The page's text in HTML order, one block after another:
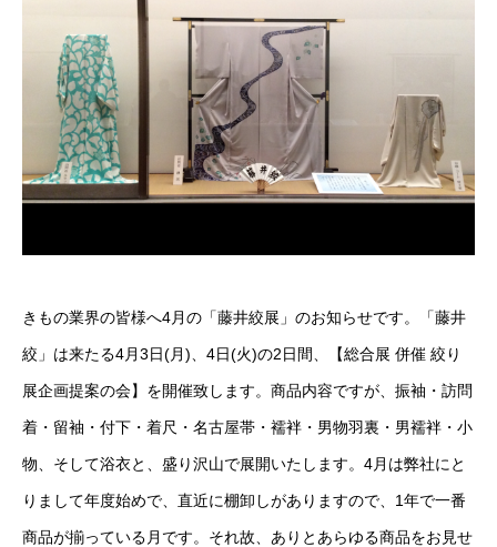
きもの業界の皆様へ4月の「藤井絞展」のお知らせです。「藤井
絞」は来たる4月3日(月)、4日(火)の2日間、【総合展 併催 絞り
展企画提案の会】を開催致します。商品内容ですが、振袖・訪問
着・留袖・付下・着尺・名古屋帯・襦袢・男物羽裏・男襦袢・小
物、そして浴衣と、盛り沢山で展開いたします。4月は弊社にと
りまして年度始めで、直近に棚卸しがありますので、1年で一番
商品が揃っている月です。それ故、ありとあらゆる商品をお見せ